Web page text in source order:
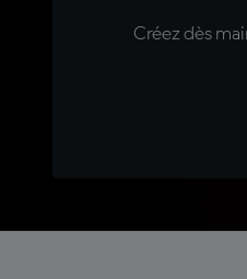
Créez dès